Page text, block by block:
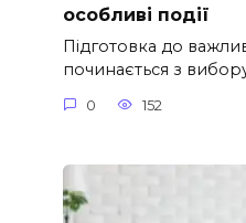
особливі події
Підготовка до
починається з
0 152